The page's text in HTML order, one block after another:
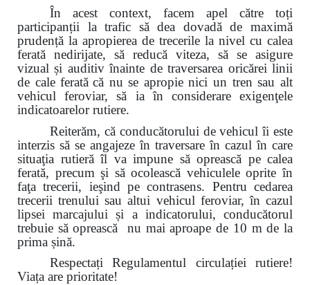
În acest context, facem apel către toți
participanții la trafic să dea dovadă de maximă
prudență la apropierea de trecerile la nivel cu calea
ferată nedirijate, să reducă viteza, să se asigure
vizual și auditiv înainte de traversarea oricărei linii
de cale ferată că nu se apropie nici un tren sau alt
vehicul feroviar, să ia în considerare exigenţele
indicatoarelor rutiere.
Reiterăm, că conducătorului de vehicul îi este
interzis să se angajeze în traversare în cazul în care
situaţia rutieră îl va impune să oprească pe calea
ferată, precum şi să ocolească vehiculele oprite în
faţa trecerii, ieşind pe contrasens. Pentru cedarea
trecerii trenului sau altui vehicul feroviar, în cazul
lipsei marcajului și a indicatorului, conducătorul
trebuie să oprească nu mai aproape de 10 m de la
prima șină.
Respectați Regulamentul circulației rutiere!
Viața are prioritate!